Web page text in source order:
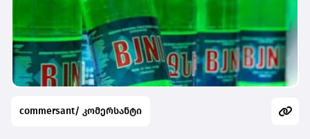
commersant/ კომერსანტი